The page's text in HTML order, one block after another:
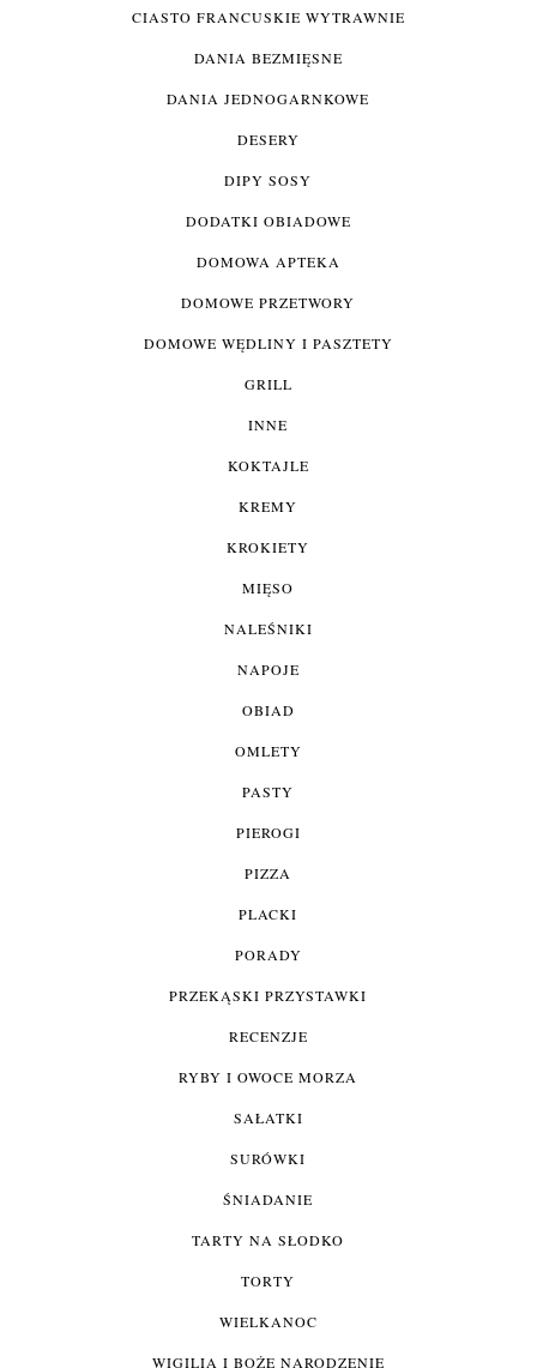
CIASTO FRANCUSKIE WYTRAWNIE
DANIA BEZMIĘSNE
DANIA JEDNOGARNKOWE
DESERY
DIPY SOSY
DODATKI OBIADOWE
DOMOWA APTEKA
DOMOWE PRZETWORY
DOMOWE WĘDLINY I PASZTETY
GRILL
INNE
KOKTAJLE
KREMY
KROKIETY
MIĘSO
NALEŚNIKI
NAPOJE
OBIAD
OMLETY
PASTY
PIEROGI
PIZZA
PLACKI
PORADY
PRZEKĄSKI PRZYSTAWKI
RECENZJE
RYBY I OWOCE MORZA
SAŁATKI
SURÓWKI
ŚNIADANIE
TARTY NA SŁODKO
TORTY
WIELKANOC
WIGILIA I BOŻE NARODZENIE